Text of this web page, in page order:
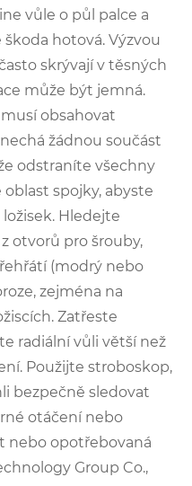
vůle o půl palce a
hotová. Výzvou
skrývají v těsných
může být jemná.
obsahovat
žádnou součást
odstraníte všechny
spojky, abyste
Hledejte
otvorů pro šrouby,
(modrý nebo
zejména na
Zatřeste
radiální vůli větší než
Použijte stroboskop,
bezpečně sledovat
otáčení nebo
nebo opotřebovaná
Group Co.,